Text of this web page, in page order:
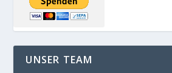
UNSER TEAM